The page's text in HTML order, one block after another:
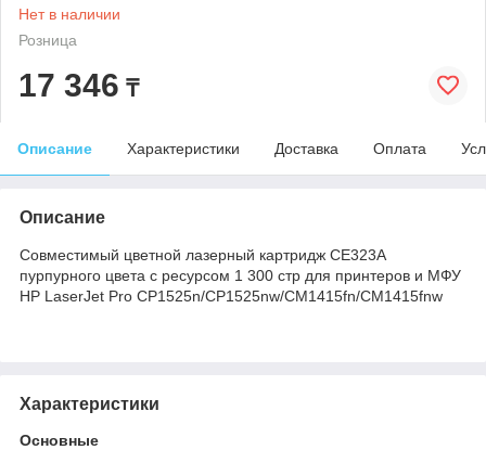
Нет в наличии
Розница
17 346 ₸
Описание Характеристики Доставка Оплата
Описание
Совместимый цветной лазерный картридж CE323A
пурпурного цвета с ресурсом 1 300 стр для принтеров и МФУ
HP LaserJet Pro CP1525n/CP1525nw/CM1415fn/CM1415fnw
Характеристики
Основные